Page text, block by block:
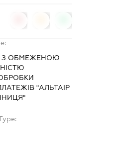
З ОБМЕЖЕНОЮ
"АЛЬТАІР